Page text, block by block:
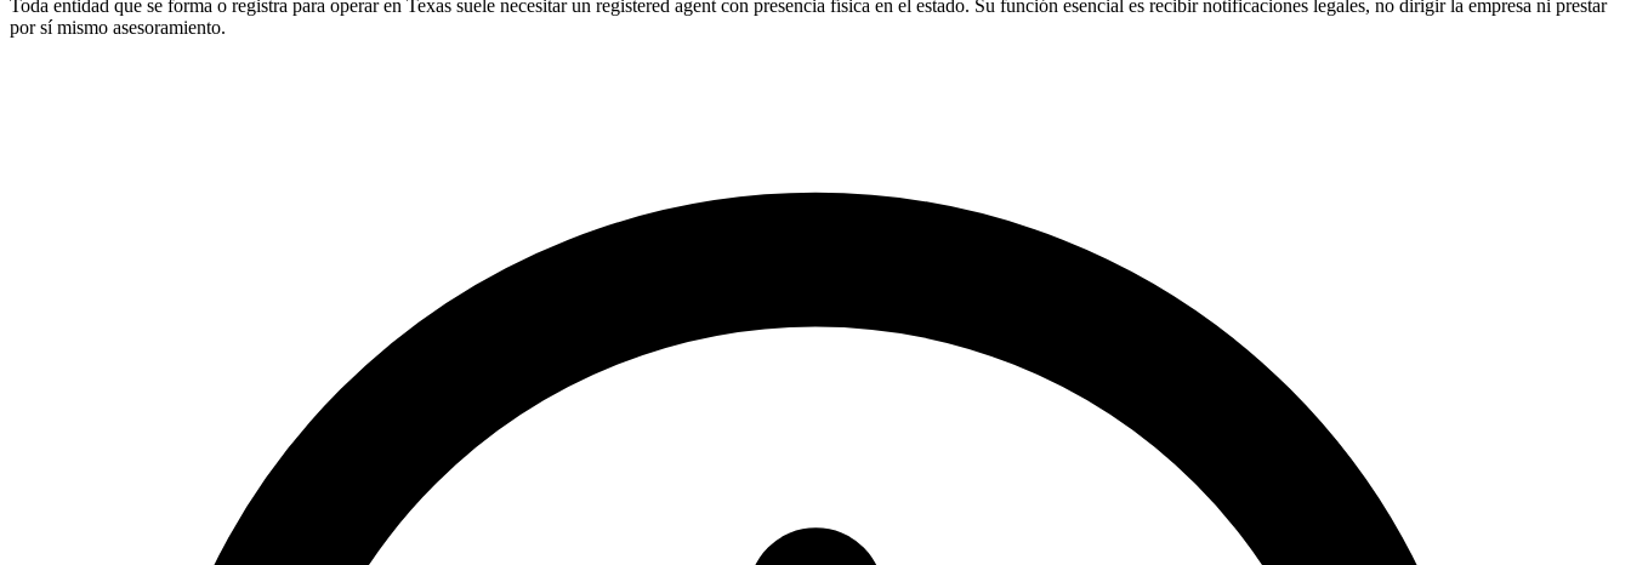
Toda entidad que se forma o registra para operar en Texas suele necesitar un registered agent con presencia física en el estado. Su función esencial es recibir notificaciones legales, no dirigir la empresa ni prestar
por sí mismo asesoramiento.